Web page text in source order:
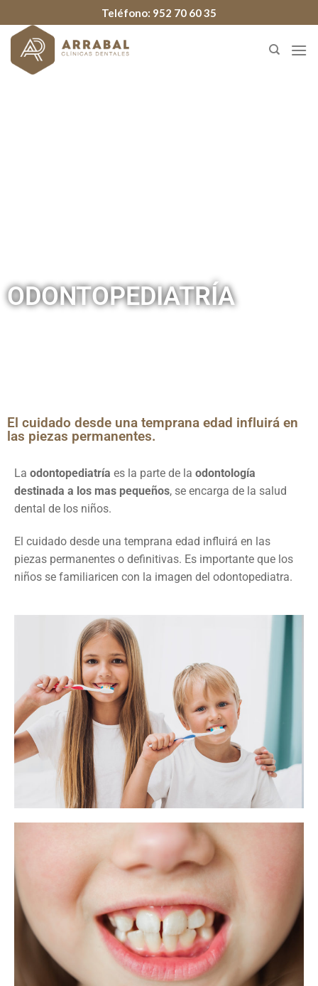
Teléfono: 952 70 60 35
ODONTOPEDIATRÍA
El cuidado desde una temprana edad influirá en
las piezas permanentes.
La odontopediatría es la parte de la odontología
destinada a los mas pequeños, se encarga de la salud
dental de los niños.
El cuidado desde una temprana edad influirá en las
piezas permanentes o definitivas. Es importante que los
niños se familiaricen con la imagen del odontopediatra.